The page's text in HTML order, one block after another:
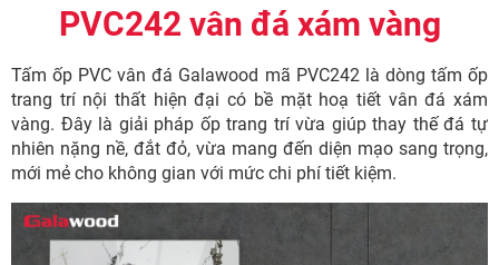
PVC242 vân đá xám vàng
Tấm ốp PVC vân đá Galawood mã PVC242 là dòng tấm ốp
trang trí nội thất hiện đại có bề mặt hoạ tiết vân đá xám
vàng. Đây là giải pháp ốp trang trí vừa giúp thay thế đá tự
nhiên nặng nề, đắt đỏ, vừa mang đến diện mạo sang trọng,
mới mẻ cho không gian với mức chi phí tiết kiệm.